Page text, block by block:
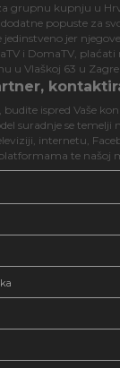
grupnu kupnju u
popuste za
jer
i DomaTV,
u Vlaškoj 63 u
ispred Vaše
suradnje se temelji
internetu,
te našoj